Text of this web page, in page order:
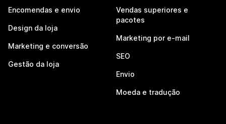
Encomendas e envio
Design da loja
Marketing e conversão
Gestão da loja
Vendas superiores e
pacotes
Marketing por e-mail
SEO
Envio
Moeda e tradução